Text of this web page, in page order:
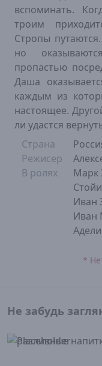
вспоминать.
троим
Стропы
но
пропастью
Даша
каждым из
настоящее.
ли удастся
Страна
Режисер
В ролях
Марк
Иван
Иван
*
Не забудь